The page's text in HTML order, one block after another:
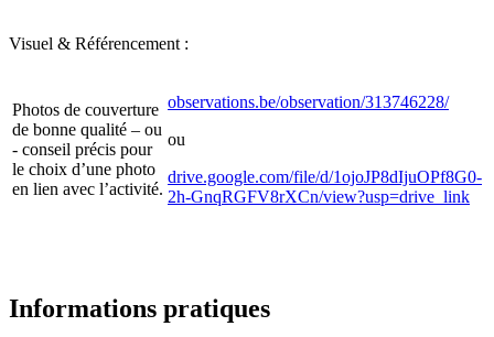
Visuel & Référencement :
Photos de couverture
de bonne qualité – ou
- conseil précis pour
le choix d’une photo
en lien avec l’activité.
observations.be/observation/313746228/
ou
drive.google.com/file/d/1ojoJP8dIjuOPf8G0-
2h-GnqRGFV8rXCn/view?usp=drive_link
Informations pratiques